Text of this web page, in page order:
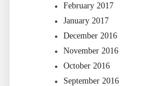
February 2017
January 2017
December 2016
November 2016
October 2016
September 2016